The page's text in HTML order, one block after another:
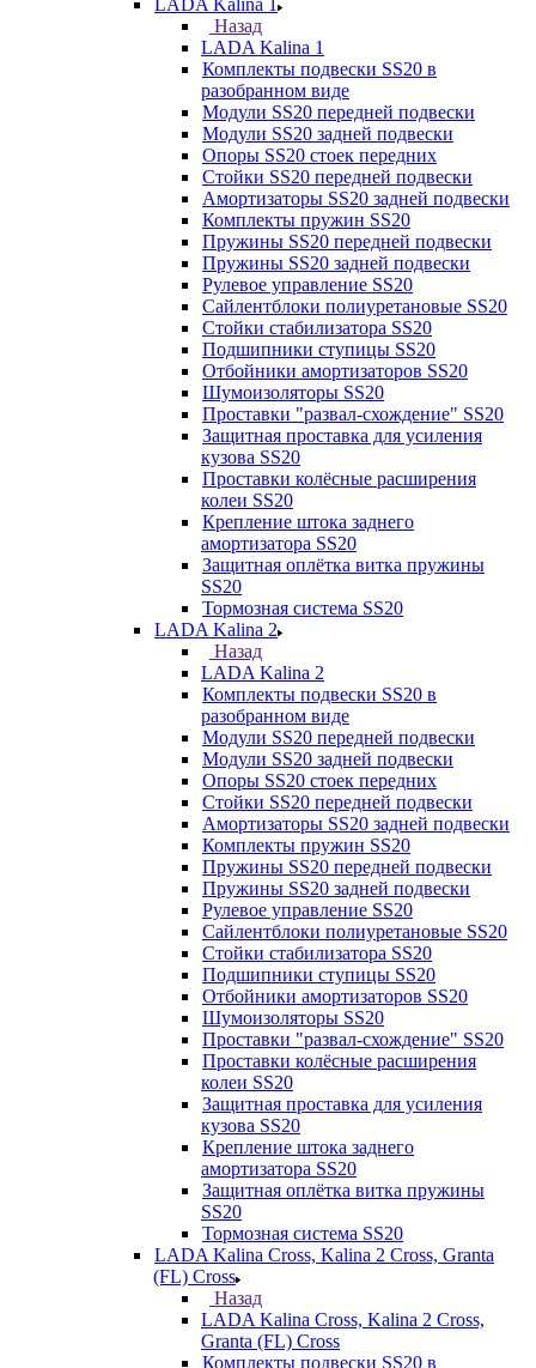
LADA Kalina 1
Назад
LADA Kalina 1
Комплекты подвески SS20 в
разобранном виде
Модули SS20 передней подвески
Модули SS20 задней подвески
Опоры SS20 стоек передних
Стойки SS20 передней подвески
Амортизаторы SS20 задней подвески
Комплекты пружин SS20
Пружины SS20 передней подвески
Пружины SS20 задней подвески
Рулевое управление SS20
Сайлентблоки полиуретановые SS20
Стойки стабилизатора SS20
Подшипники ступицы SS20
Отбойники амортизаторов SS20
Шумоизоляторы SS20
Проставки "развал-схождение" SS20
Защитная проставка для усиления
кузова SS20
Проставки колёсные расширения
колеи SS20
Крепление штока заднего
амортизатора SS20
Защитная оплётка витка пружины
SS20
Тормозная система SS20
LADA Kalina 2
Назад
LADA Kalina 2
Комплекты подвески SS20 в
разобранном виде
Модули SS20 передней подвески
Модули SS20 задней подвески
Опоры SS20 стоек передних
Стойки SS20 передней подвески
Амортизаторы SS20 задней подвески
Комплекты пружин SS20
Пружины SS20 передней подвески
Пружины SS20 задней подвески
Рулевое управление SS20
Сайлентблоки полиуретановые SS20
Стойки стабилизатора SS20
Подшипники ступицы SS20
Отбойники амортизаторов SS20
Шумоизоляторы SS20
Проставки "развал-схождение" SS20
Проставки колёсные расширения
колеи SS20
Защитная проставка для усиления
кузова SS20
Крепление штока заднего
амортизатора SS20
Защитная оплётка витка пружины
SS20
Тормозная система SS20
LADA Kalina Cross, Kalina 2 Cross, Granta
(FL) Cross
Назад
LADA Kalina Cross, Kalina 2 Cross,
Granta (FL) Cross
Комплекты подвески SS20 в